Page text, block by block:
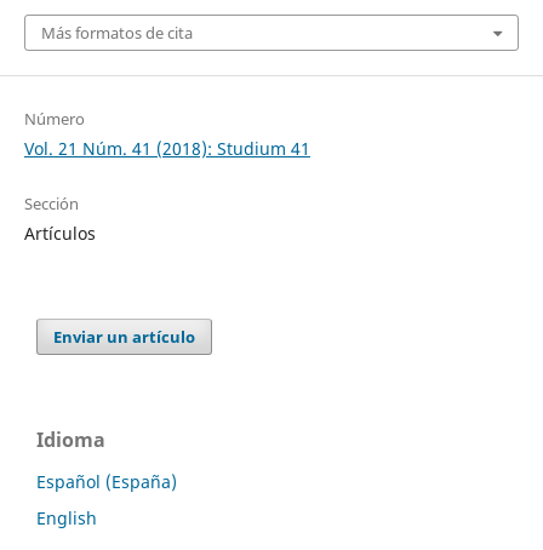
Más formatos de cita
Número
Vol. 21 Núm. 41 (2018): Studium 41
Sección
Artículos
Enviar un artículo
Idioma
Español (España)
English